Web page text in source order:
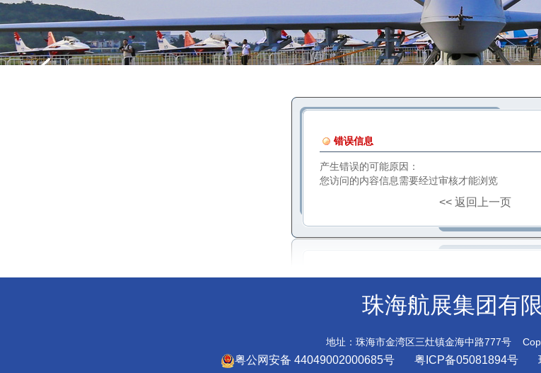
错误信息
产生错误的可能原因：
您访问的内容信息需要经过审核才能浏览
<< 返回上一页
珠海航展集团有
地址：珠海市金湾区三灶镇金海中路777号
粤公网安备 44049002000685号 粤ICP备05081894号